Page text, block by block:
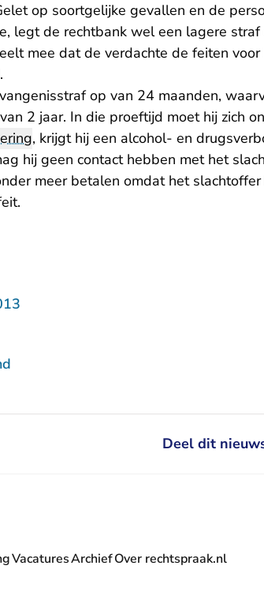
op soortgelijke gevallen en de
legt de rechtbank wel een lagere
mee dat de verdachte de feiten
op van 24 maanden,
van 2 jaar. In die proeftijd moet hij zich
, krijgt hij een alcohol- en
hij geen contact hebben met het
meer betalen omdat het
Deel dit
verlaat Rechtspraak.nl
Vacatures
- U verlaat Rechtspraak.nl
ArchiefOver rechtspraak.nl